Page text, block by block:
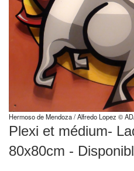
Hermoso de Mendoza / Alfredo Lopez ©
Plexi et médium-
80x80cm -